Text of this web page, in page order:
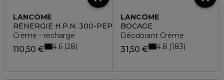
LANCÔME
RÉNERGIE H.P.N. 300-PEPTIDE
Crème - recharge
110,50 € 4.6 28
LANCÔME
BOCAGE
Déodorant Crème
31,50 € 4.8 183